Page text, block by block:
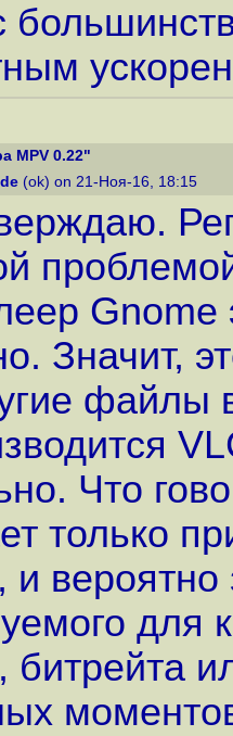
MPV 0.22"
(ok) on 21-Ноя-16, 18:15
Gnome
Значит,
файлы
Что
только
вероятно
для
битрейта